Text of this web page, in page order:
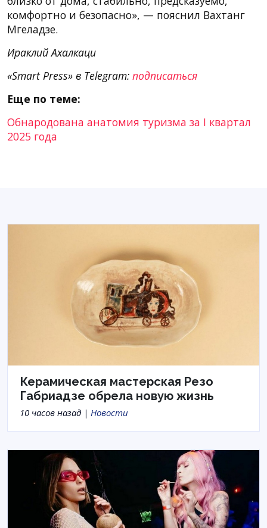
комфортно и безопасно», — пояснил Вахтанг
Мгеладзе.
Ираклий Ахалкаци
«Smart Press» в Telegram: подписаться
Еще по теме:
Обнародована анатомия туризма за I квартал
2025 года
Керамическая мастерская Резо
Габриадзе обрела новую жизнь
10 часов назад | Новости